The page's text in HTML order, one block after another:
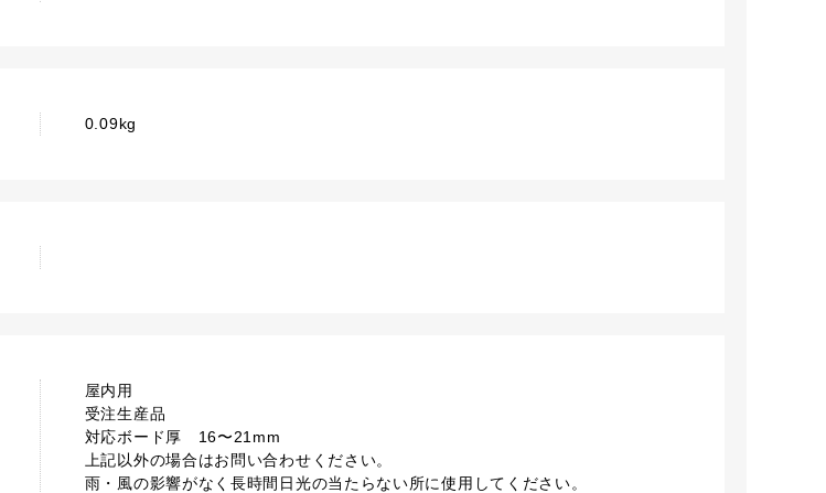
0.09kg
屋内用
受注生産品
対応ボード厚 16〜21mm
上記以外の場合はお問い合わせください。
雨・風の影響がなく長時間日光の当たらない所に使用してください。